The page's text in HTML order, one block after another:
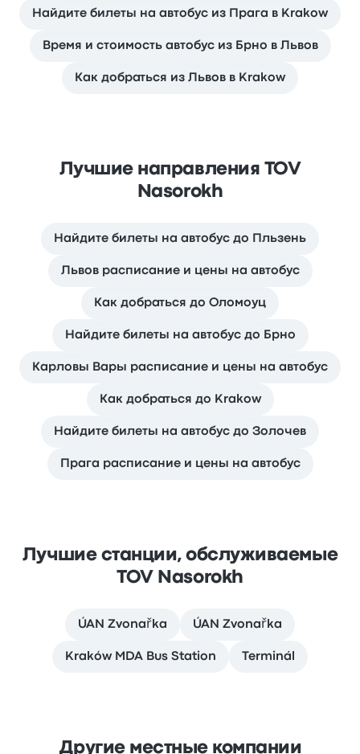
Найдите билеты на автобус из Прага в Krakow
Время и стоимость автобус из Брно в Львов
Как добраться из Львов в Krakow
Лучшие направления TOV
Nasorokh
Найдите билеты на автобус до Пльзень
Львов расписание и цены на автобус
Как добраться до Оломоуц
Найдите билеты на автобус до Брно
Карловы Вары расписание и цены на автобус
Как добраться до Krakow
Найдите билеты на автобус до Золочев
Прага расписание и цены на автобус
Лучшие станции, обслуживаемые
TOV Nasorokh
ÚAN Zvonařka ÚAN Zvonařka
Kraków MDA Bus Station Terminál
Другие местные компании